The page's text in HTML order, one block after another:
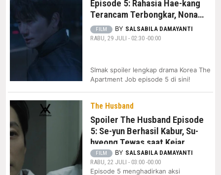
Episode 5: Rahasia Hae-kang
Terancam Terbongkar, Nona
Jang Akhirnya Tahu
Kebenarannya
FILM BY SALSABILA DAMAYANTI
RABU, 29 JULI - 02:30 -00:00
SImak spoiler lengkap drama Korea The
Apartment Job episode 5 di sini!
The Husband
Spoiler The Husband Episode
5: Se-yun Berhasil Kabur, Su-
hyeong Tewas saat Kejar
Penculik
FILM BY SALSABILA DAMAYANTI
RABU, 22 JULI - 03:00 -00:00
Episode 5 menghadirkan aksi